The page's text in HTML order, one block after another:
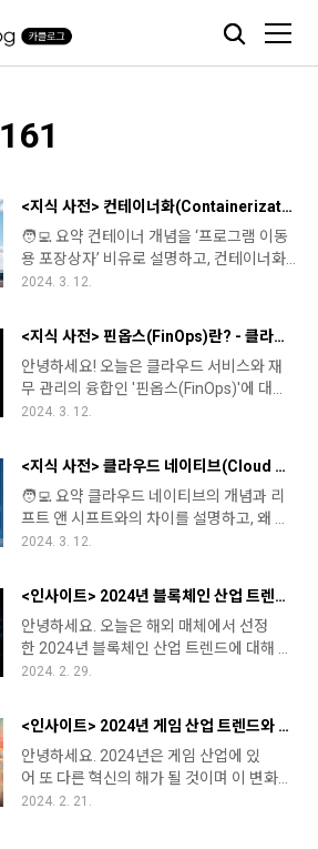
161
<지식 사전> 컨테이너화(Containerization)란? - 비즈니스에 유연성과 확장성 더하기
🧑‍💻 요약 컨테이너 개념을 ‘프로그램 이동
용 포장상자’ 비유로 설명하고, 컨테이너화
과정을 ‘이사 과정’에 빗대어 쉽게 소개한 뒤,
통해 컨테이너 생성·관리·배포를 간편하게
할 수 있음을 강조합니다. 오늘은 클라우드
서비스에서 말하는 컨테이너(Container),
컨테이너화(Containerization)란 무엇이고
어떤 역할을 하는지 가능한 쉽게 풀어서 설
테이너는 쉽게 말해 컴퓨터 프로그램의 '이
동용 포장상자' 같은 것입니다. 프로그램을
이사할 때 사용하는 '포장상자' 같은 것이 있
다고 상상해보세요. 컨테이너 안에는 프로
그램이 작동하는 데 필요한 모든 환경(코드,
다. 이 포..
2024. 3. 12.
<지식 사전> 핀옵스(FinOps)란? - 클라우드 비용 최적화의 핵심 전략
안녕하세요! 오늘은 클라우드 서비스와 재
무 관리의 융합인 '핀옵스(FinOps)'에 대
해 알아보겠습니다. 1. 핀옵스란 무엇일까
(Operations)'의 합성어로, 클라우드 서비
스의 비용을 효율적으로 관리하고 최적화하
는 방법론입니다. 기본적으로 클라우드
는 온프레미스보다 비용 효율적인 환경
을 제공하기는 하지만 적지 않은 기업들
다 과도하게 많은 데이터를 사용하거나 리
로 적절한 컴퓨팅 파워를 분배하지 못해 높
은 비용이 청구되는 경우도 일어나는 것
이 현실입니다. 핀옵스는 이러한 클라우
적으로 할당하여 기업이 예상치 못한 비
2024. 3. 12.
<지식 사전> 클라우드 네이티브(Cloud Native)란? 클라우드 네이티브 전환이 필요한 이유
🧑‍💻 요약 클라우드 네이티브의 개념과 리
프트 앤 시프트와의 차이를 설명하고, 왜 중
요한지 짚은 뒤, 공공기관 적용 가능성을 언
법무정책연구원(이하 형정원) 성공 사례를
소개합니다. 여러분은 클라우드 네이티브
(Cloud Native)에 대해서 잘 알고 계신가
요?클라우드 기술이 빠르게 발전하면서 '클
라우드 네이티브'라는 용어를 종종 듣게 되
인지, 그리고 기존의 리프트 앤 시프트(Lift
아보겠습니다.1. 클라우드 네이티브란?클라
우드 네이티브는 클라우드 환경에 최적화되
어 설계된 애플리케이션과 시스템을 말합니
2024. 3. 12.
<인사이트> 2024년 블록체인 산업 트렌드와 전망 - 주요 키워드를 중심으로
안녕하세요. 오늘은 해외 매체에서 선정
한 2024년 블록체인 산업 트렌드에 대해 블
록체인 기술에 대한 배경지식 부족한 분들
서 소개해드리려고 합니다.1. 포브스
(Forbes)먼저 미국의 경제 매거진 포브스가
선정한 2024년 블록체인 산업의 6가지 주
요 키워드입니다. (해당 기사 : 바로가
기)1) 환경적 지속가능성(Sustainability)
2024. 2. 29.
<인사이트> 2024년 게임 산업 트렌드와 전망 Top 5
안녕하세요. 2024년은 게임 산업에 있
어 또 다른 혁신의 해가 될 것이며 이 변화
의 물결은 우리 모두에게 새로운 경험과 기
2024. 2. 21.